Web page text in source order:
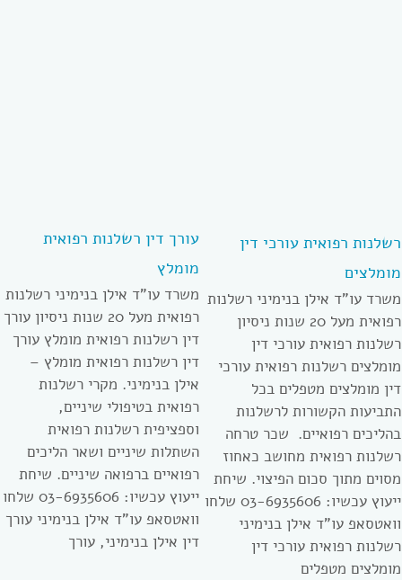
רשלנות רפואית עורכי דין
מומלצים
משרד עו”ד אילן בנימיני רשלנות
רפואית מעל 20 שנות ניסיון
רשלנות רפואית עורכי דין
מומלצים רשלנות רפואית עורכי
דין מומלצים מטפלים בכל
התביעות הקשורות לרשלנות
בהליכים רפואיים. שכר טרחה
רשלנות רפואית מחושב כאחוז
מסוים מתוך סכום הפיצוי. שיחת
ייעוץ עכשיו: 03-6935606 שלחו
וואטסאפ עו”ד אילן בנימיני
רשלנות רפואית עורכי דין
מומלצים מטפלים
עורך דין רשלנות רפואית
מומלץ
משרד עו”ד אילן בנימיני רשלנות
רפואית מעל 20 שנות ניסיון עורך
דין רשלנות רפואית מומלץ עורך
דין רשלנות רפואית מומלץ –
אילן בנימיני. מקרי רשלנות
רפואית בטיפולי שיניים,
וספציפית רשלנות רפואית
השתלות שיניים ושאר הליכים
רפואיים ברפואה שיניים. שיחת
ייעוץ עכשיו: 03-6935606 שלחו
וואטסאפ עו”ד אילן בנימיני עורך
דין אילן בנימיני, עורך